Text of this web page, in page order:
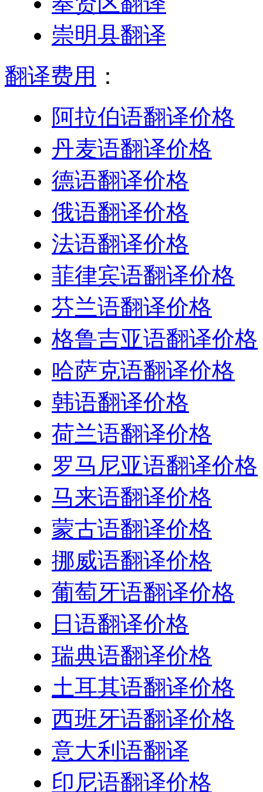
崇明县翻译
翻译费用 ：
阿拉伯语翻译价格
丹麦语翻译价格
德语翻译价格
俄语翻译价格
法语翻译价格
菲律宾语翻译价格
芬兰语翻译价格
格鲁吉亚语翻译价格
哈萨克语翻译价格
韩语翻译价格
荷兰语翻译价格
罗马尼亚语翻译价格
马来语翻译价格
蒙古语翻译价格
挪威语翻译价格
葡萄牙语翻译价格
日语翻译价格
瑞典语翻译价格
土耳其语翻译价格
西班牙语翻译价格
意大利语翻译
印尼语翻译价格